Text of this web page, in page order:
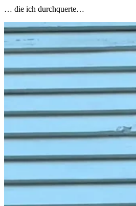
… die ich durchquerte…